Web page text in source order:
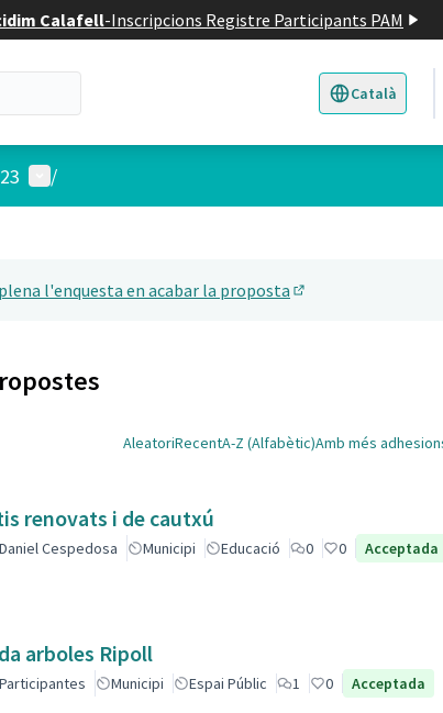
Calafell-Inscripcions Registre Participants PAM
Català
Triar la llengua
Menú d'usuari
/
22
l'enquesta en acabar la proposta
AleatoriRecentA-Z (Alfabètic)Amb més
renovats i de cautxú
Daniel Cespedosa Municipi Educació 0 0 Acceptada
arboles Ripoll
Participantes Municipi Espai Públic 1 0 Acceptada